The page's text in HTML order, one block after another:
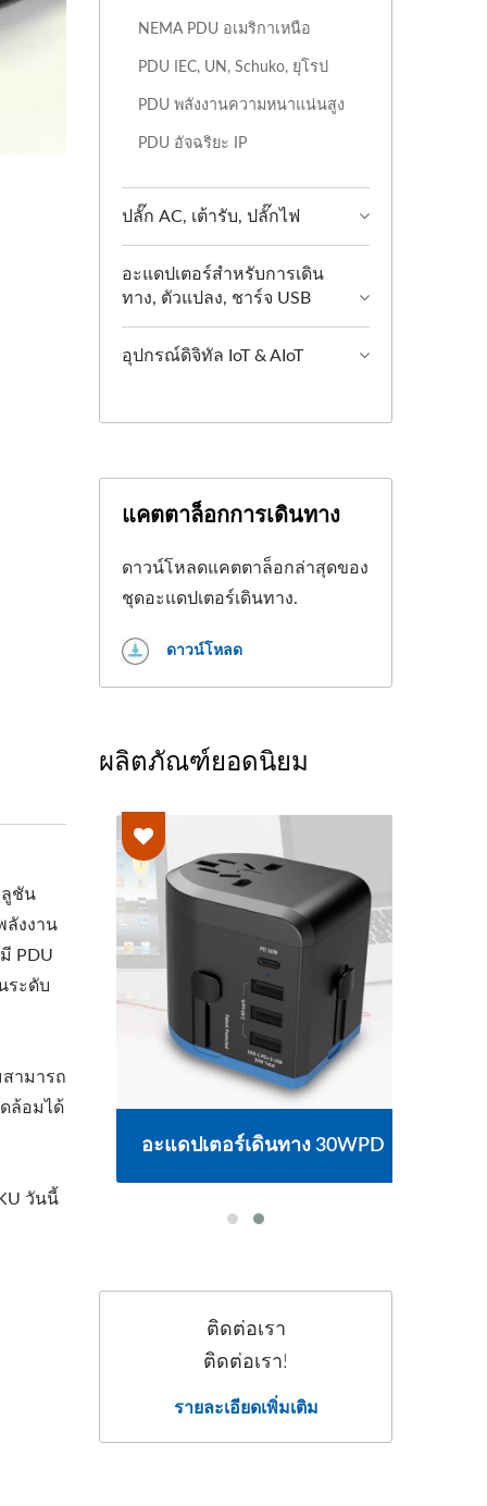
ลูชัน
ลังงาน
PDU
ระดับ
ามารถ
ล้อมได้
วันนี้
NEMA PDU อเมริกาเหนือ
PDU IEC, UN, Schuko, ยุโรป
PDU พลังงานความหนาแน่นสูง
PDU อัจฉริยะ IP
ปลั๊ก AC, เต้ารับ, ปลั๊กไฟ
อะแดปเตอร์สำหรับการเดิน
ทาง, ตัวแปลง, ชาร์จ USB
อุปกรณ์ดิจิทัล IoT & AIoT
แคตตาล็อกการเดินทาง
ดาวน์โหลดแคตตาล็อกล่าสุดของ
ชุดอะแดปเตอร์เดินทาง.
ดาวน์โหลด
ผลิตภัณฑ์ยอดนิยม
อะแดปเตอร์เดินทาง 30WPD
ติดต่อเรา
ติดต่อเรา!
รายละเอียดเพิ่มเติม